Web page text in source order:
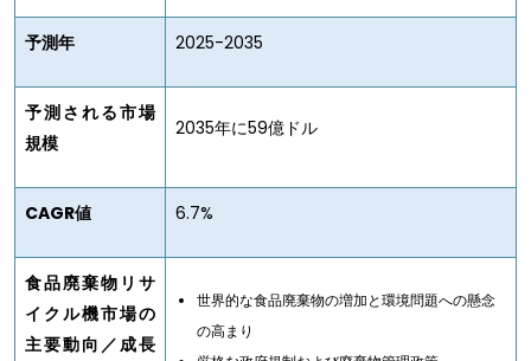
予測年 2025-2035
予測される市場
規模
2035年に59億ドル
CAGR値 6.7%
食品廃棄物リサ
イクル機市場の
主要動向／成長
世界的な食品廃棄物の増加と環境問題への懸念
の高まり